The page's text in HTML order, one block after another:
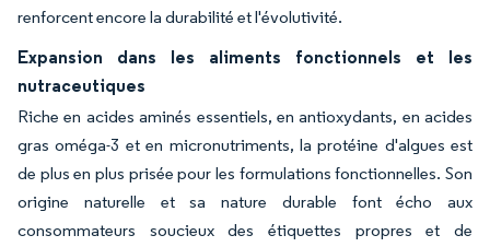
renforcent encore la durabilité et l'évolutivité.
Expansion dans les aliments fonctionnels et les
nutraceutiques
Riche en acides aminés essentiels, en antioxydants, en acides
gras oméga-3 et en micronutriments, la protéine d'algues est
de plus en plus prisée pour les formulations fonctionnelles. Son
origine naturelle et sa nature durable font écho aux
consommateurs soucieux des étiquettes propres et de